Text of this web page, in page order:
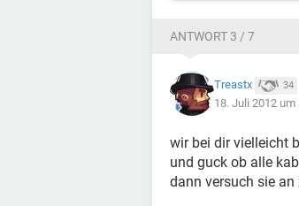
ANTWORT 3 / 7
Treastx 34
18. Juli 2012 um
wir bei dir vielleicht
und guck ob alle
dann versuch sie an